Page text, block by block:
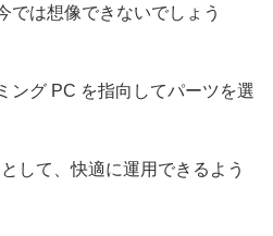
は想像できないでしょう
グ PC を指向してパーツを選
して、快適に運用できるよう